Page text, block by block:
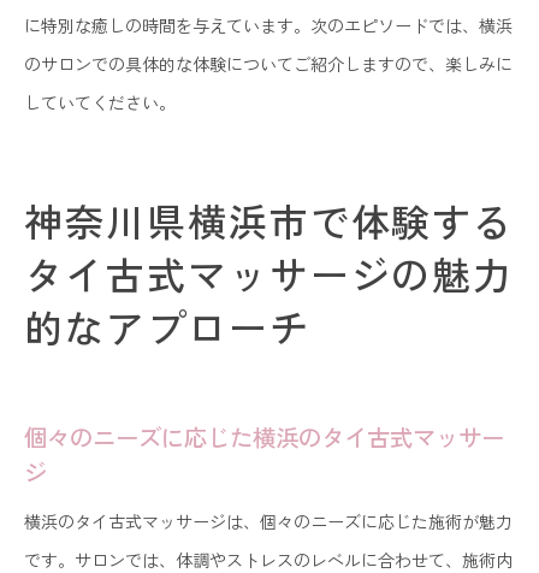
に特別な癒しの時間を与えています。次のエピソードでは、横浜
のサロンでの具体的な体験についてご紹介しますので、楽しみに
していてください。
神奈川県横浜市で体験する
タイ古式マッサージの魅力
的なアプローチ
個々のニーズに応じた横浜のタイ古式マッサー
ジ
横浜のタイ古式マッサージは、個々のニーズに応じた施術が魅力
です。サロンでは、体調やストレスのレベルに合わせて、施術内